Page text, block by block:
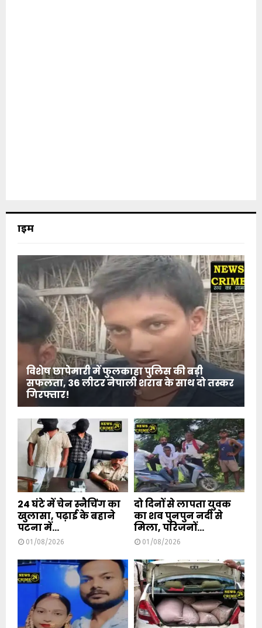
क्राइम
विशेष छापेमारी में फुलकाहा पुलिस की बड़ी
सफलता, 36 लीटर नेपाली शराब के साथ दो तस्कर
गिरफ्तार!
24 घंटे में चेन स्नैचिंग का
खुलासा, पढ़ाई के बहाने
पटना में...
01/08/2026
दो दिनों से लापता युवक
का शव पुनपुन नदी से
मिला, परिजनों...
01/08/2026